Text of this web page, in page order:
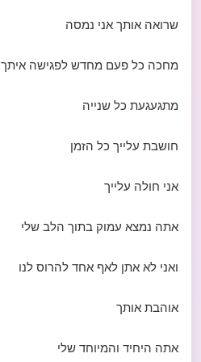
שרואה אותך אני נמסה
מחכה כל פעם מחדש לפגישה איתך
מתגעגעת כל שנייה
חושבת עלייך כל הזמן
אני חולה עלייך
אתה נמצא עמוק בתוך הלב שלי
ואני לא אתן לאף אחד להרוס לנו
אוהבת אותך
אתה היחיד והמיוחד שלי